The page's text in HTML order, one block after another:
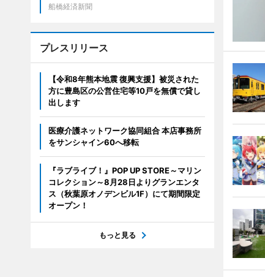
船橋経済新聞
プレスリリース
【令和8年熊本地震 復興支援】被災された
方に豊島区の公営住宅等10戸を無償で貸し
出します
医療介護ネットワーク協同組合 本店事務所
をサンシャイン60へ移転
『ラブライブ！』POP UP STORE～マリン
コレクション～8月28日よりグランエンタ
ス（秋葉原オノデンビル1F）にて期間限定
オープン！
もっと見る